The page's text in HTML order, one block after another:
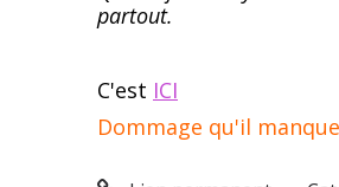
partout.
C'est ICI
Dommage qu'il